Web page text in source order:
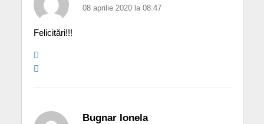
08 aprilie 2020 la 08:47
Felicitări!!!
Bugnar Ionela